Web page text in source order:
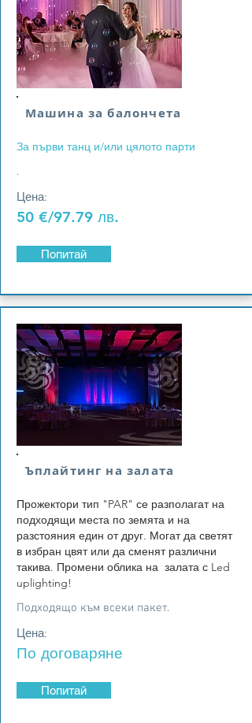
Машина за балончета
За първи танц и/или цялото парти
.
Цена:
50 €/97.79 лв.
Попитай
Ъплайтинг на залата
Прожектори тип "PAR" се разполагат на
подходящи места по земята и на
разстояния един от друг. Могат да светят
в избран цвят или да сменят различни
такива. Промени облика на залата с Led
uplighting!
Подходящо към всеки пакет.
Цена:
По договаряне
Попитай